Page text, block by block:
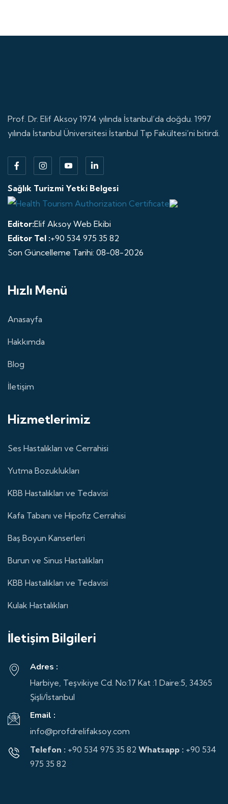
Prof. Dr. Elif Aksoy 1974 yılında İstanbul’da doğdu. 1997
yılında İstanbul Üniversitesi İstanbul Tıp Fakültesi’ni bitirdi.
Sağlık Turizmi Yetki Belgesi
Editor:Elif Aksoy Web Ekibi
Editor Tel :+90 534 975 35 82
Son Güncelleme Tarihi: 08-08-2026
Hızlı Menü
Anasayfa
Hakkımda
Blog
İletişim
Hizmetlerimiz
Ses Hastalıkları ve Cerrahisi
Yutma Bozuklukları
KBB Hastalıkları ve Tedavisi
Kafa Tabanı ve Hipofiz Cerrahisi
Baş Boyun Kanserleri
Burun ve Sinus Hastalıkları
KBB Hastalıkları ve Tedavisi
Kulak Hastalıkları
İletişim Bilgileri
Adres :
Harbiye, Teşvikiye Cd. No:17 Kat :1 Daire:5, 34365
Şişli/İstanbul
Email :
info@profdrelifaksoy.com
Telefon : +90 534 975 35 82 Whatsapp : +90 534
975 35 82